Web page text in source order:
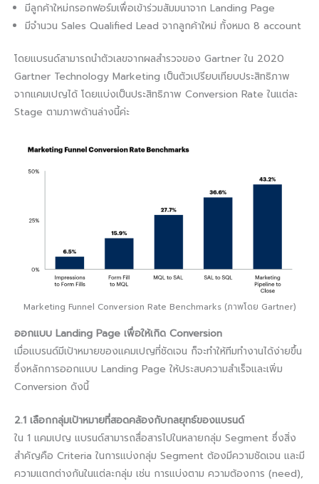
มีลูกค้าใหม่กรอกฟอร์มเพื่อเข้าร่วมสัมมนาจาก Landing Page
มีจำนวน Sales Qualified Lead จากลูกค้าใหม่ ทั้งหมด 8 account
โดยแบรนด์สามารถนำตัวเลขจากผลสำรวจของ Gartner ใน 2020
Gartner Technology Marketing เป็นตัวเปรียบเทียบประสิทธิภาพ
จากแคมเปญได้ โดยแบ่งเป็นประสิทธิภาพ Conversion Rate ในแต่ละ
Stage ตามภาพด้านล่างนี้ค่ะ
Marketing Funnel Conversion Rate Benchmarks (ภาพโดย Gartner)
ออกแบบ Landing Page เพื่อให้เกิด Conversion
เมื่อแบรนด์มีเป้าหมายของแคมเปญที่ชัดเจน ก็จะทำให้ทีมทำงานได้ง่ายขึ้น
ซึ่งหลักการออกแบบ Landing Page ให้ประสบความสำเร็จและเพิ่ม
Conversion ดังนี้
2.1 เลือกกลุ่มเป้าหมายที่สอดคล้องกับกลยุทธ์​ของแบรนด์
ใน 1 แคมเปญ แบรนด์สามารถสื่อสารไปในหลายกลุ่ม Segment ซึ่งสิ่ง
สำคัญคือ Criteria ในการแบ่งกลุ่ม Segment ต้องมีความชัดเจน และมี
ความแตกต่างกันในแต่ละกลุ่ม เช่น การแบ่งตาม ความต้องการ (need),